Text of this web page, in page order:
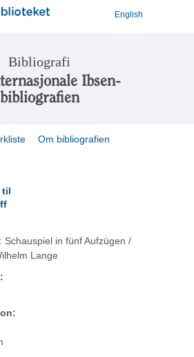
English
Bibliografi
Ibsen-
bibliografien
Om bibliografien
Schauspiel in fünf Aufzügen /
Lange